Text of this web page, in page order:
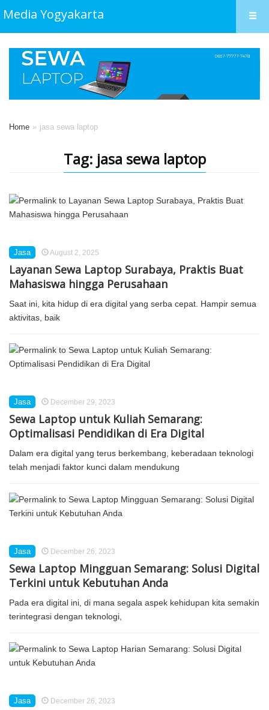
Media Yogyakarta
Home jasa sewa laptop
Tag: jasa sewa laptop
Jasa August 2, 2025
Layanan Sewa Laptop Surabaya, Praktis Buat
Mahasiswa hingga Perusahaan
Saat ini, kita hidup di era digital yang serba cepat. Hampir semua
aktivitas, baik
Jasa December 29, 2023
Sewa Laptop untuk Kuliah Semarang:
Optimalisasi Pendidikan di Era Digital
Dalam era digital yang terus berkembang, keberadaan teknologi
telah menjadi faktor kunci dalam mendukung
Jasa December 26, 2023
Sewa Laptop Mingguan Semarang: Solusi Digital
Terkini untuk Kebutuhan Anda
Pada era digital ini, di mana segala aspek kehidupan kita semakin
terintegrasi dengan teknologi,
Jasa December 26, 2023